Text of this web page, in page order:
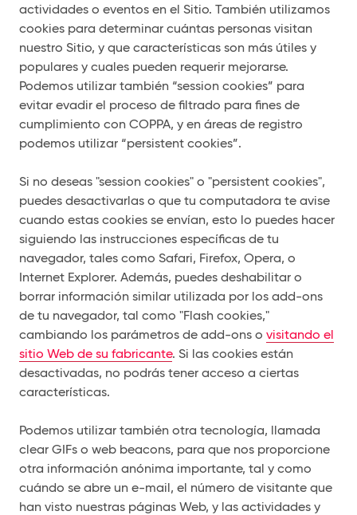
actividades o eventos en el Sitio. También utilizamos
cookies para determinar cuántas personas visitan
nuestro Sitio, y que características son más útiles y
populares y cuales pueden requerir mejorarse.
Podemos utilizar también “session cookies” para
evitar evadir el proceso de filtrado para fines de
cumplimiento con COPPA, y en áreas de registro
podemos utilizar “persistent cookies”.
Si no deseas "session cookies" o "persistent cookies",
puedes desactivarlas o que tu computadora te avise
cuando estas cookies se envían, esto lo puedes hacer
siguiendo las instrucciones específicas de tu
navegador, tales como Safari, Firefox, Opera, o
Internet Explorer. Además, puedes deshabilitar o
borrar información similar utilizada por los add-ons
de tu navegador, tal como "Flash cookies,"
cambiando los parámetros de add-ons o visitando el
sitio Web de su fabricante. Si las cookies están
desactivadas, no podrás tener acceso a ciertas
características.
Podemos utilizar también otra tecnología, llamada
clear GIFs o web beacons, para que nos proporcione
otra información anónima importante, tal y como
cuándo se abre un e-mail, el número de visitante que
han visto nuestras páginas Web, y las actividades y